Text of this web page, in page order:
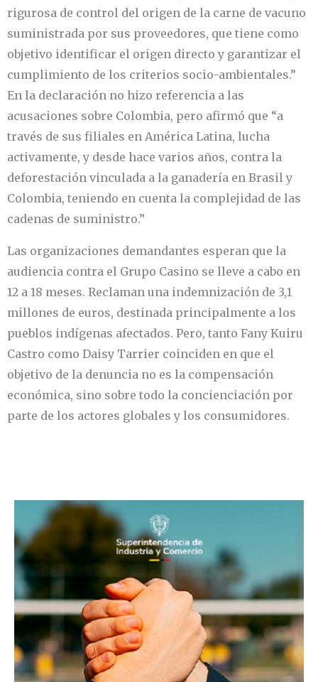
rigurosa de control del origen de la carne de vacuno
suministrada por sus proveedores, que tiene como
objetivo identificar el origen directo y garantizar el
cumplimiento de los criterios socio-ambientales.”
En la declaración no hizo referencia a las
acusaciones sobre Colombia, pero afirmó que “a
través de sus filiales en América Latina, lucha
activamente, y desde hace varios años, contra la
deforestación vinculada a la ganadería en Brasil y
Colombia, teniendo en cuenta la complejidad de las
cadenas de suministro.”
Las organizaciones demandantes esperan que la
audiencia contra el Grupo Casino se lleve a cabo en
12 a 18 meses. Reclaman una indemnización de 3,1
millones de euros, destinada principalmente a los
pueblos indígenas afectados. Pero, tanto Fany Kuiru
Castro como Daisy Tarrier coinciden en que el
objetivo de la denuncia no es la compensación
económica, sino sobre todo la concienciación por
parte de los actores globales y los consumidores.